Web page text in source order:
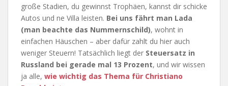
große Stadien, du gewinnst Trophäen, kannst dir schicke
Autos und ne Villa leisten. Bei uns fährt man Lada
(man beachte das Nummernschild), wohnt in
einfachen Häuschen – aber dafür zahlt du hier auch
weniger Steuern! Tatsächlich liegt der Steuersatz in
Russland bei gerade mal 13 Prozent, und wir wissen
ja alle, wie wichtig das Thema für Christiano